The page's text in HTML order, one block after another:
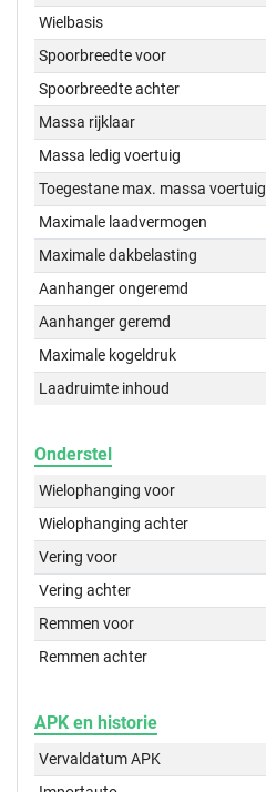
Wielbasis
Spoorbreedte voor
Spoorbreedte achter
Massa rijklaar
Massa ledig voertuig
Toegestane max. massa voertuig
Maximale laadvermogen
Maximale dakbelasting
Aanhanger ongeremd
Aanhanger geremd
Maximale kogeldruk
Laadruimte inhoud
Onderstel
Wielophanging voor
Wielophanging achter
Vering voor
Vering achter
Remmen voor
Remmen achter
APK en historie
Vervaldatum APK